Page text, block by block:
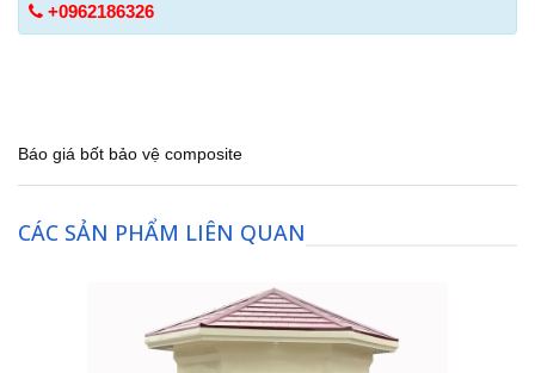
+0962186326
Báo giá bốt bảo vệ composite
CÁC SẢN PHẨM LIÊN QUAN